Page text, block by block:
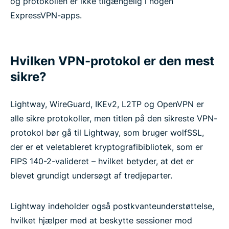
ExpressVPN-apps.
Hvilken VPN-protokol er den mest
sikre?
Lightway, WireGuard, IKEv2, L2TP og OpenVPN er
alle sikre protokoller, men titlen på den sikreste VPN-
protokol bør gå til Lightway, som bruger wolfSSL,
der er et veletableret kryptografibibliotek, som er
FIPS 140-2-valideret – hvilket betyder, at det er
blevet grundigt undersøgt af tredjeparter.
Lightway indeholder også postkvanteunderstøttelse,
hvilket hjælper med at beskytte sessioner mod